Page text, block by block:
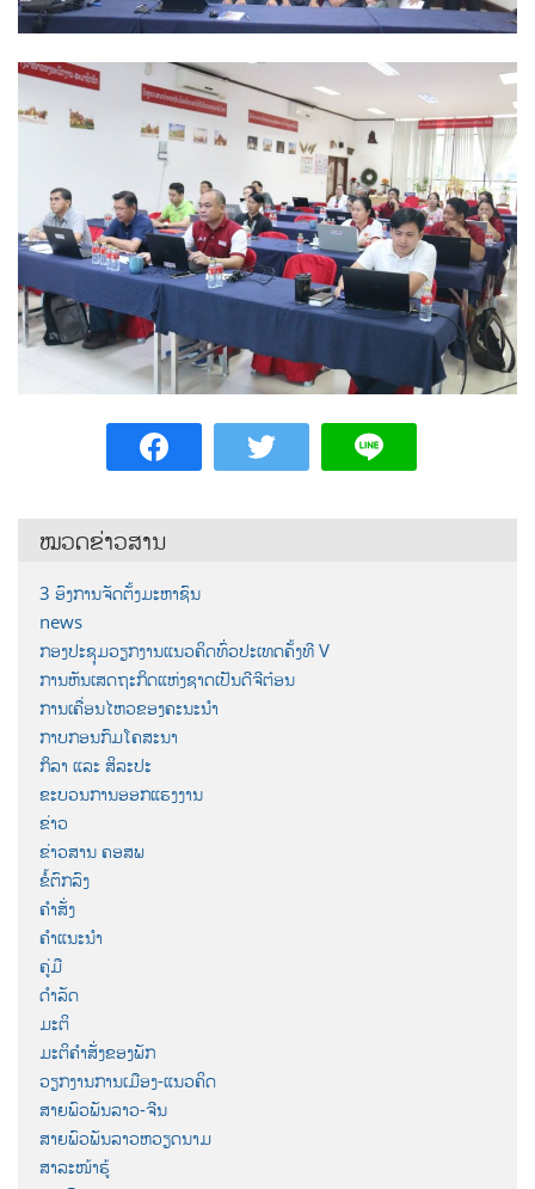
ໝວດຂ່າວສານ
3 ອົງການຈັດຕັ້ງມະຫາຊົນ
news
ກອງປະຊຸມວຽກງານແນວຄິດທົ່ວປະເທດຄັ້ງທີ V
ການຫັນເສດຖະກິດແຫ່ງຊາດເປັນດີຈີຕ໋ອນ
ການເຄື່ອນໄຫວຂອງຄະນະນຳ
ກາບກອນກົມໂຄສະນາ
ກິລາ ແລະ ສິລະປະ
ຂະບວນການອອກແຮງງານ
ຂ່າວ
ຂ່າວສານ ຄອສພ
ຂໍ້ຕົກລົງ
ຄຳສັ່ງ
ຄຳແນະນຳ
ຄູ່ມື
ດຳລັດ
ມະຕິ
ມະຕິຄຳສັ່ງຂອງພັກ
ວຽກງານການເມືອງ-ແນວຄິດ
ສາຍພົວພັນລາວ-ຈີນ
ສາຍພົວພັນລາວຫວຽດນາມ
ສາລະໜ້າຮູ້